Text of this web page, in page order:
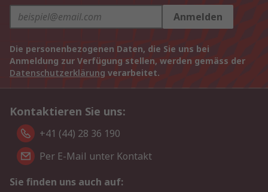
Anmelden
Die personenbezogenen Daten, die Sie uns bei
Anmeldung zur Verfügung stellen, werden gemäss der
Datenschutzerklärung verarbeitet.
Kontaktieren Sie uns:
+41 (44) 28 36 190
Per E-Mail unter Kontakt
Sie finden uns auch auf: